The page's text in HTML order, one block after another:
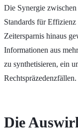
Die Synergie
Standards für
Zeitersparnis hinaus
Informationen aus
zu synthetisieren, ein
Rechtspräzedenzfällen.
Die